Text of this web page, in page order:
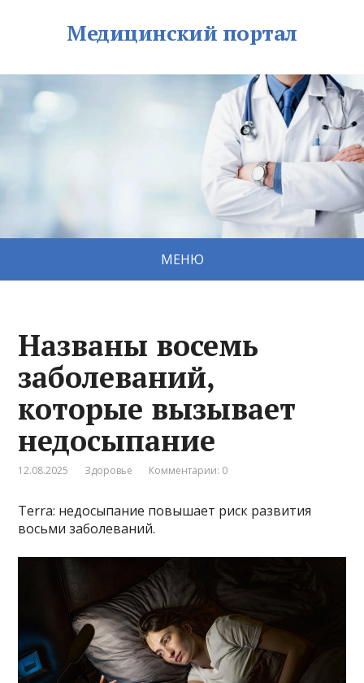
Медицинский портал
МЕНЮ
Названы восемь
заболеваний,
которые вызывает
недосыпание
12.08.2025 Здоровье Комментарии: 0
Terra: недосыпание повышает риск развития
восьми заболеваний.